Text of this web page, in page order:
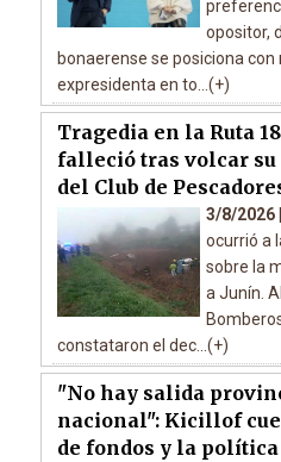
opositor,
bonaerense se posiciona
expresidenta en to...(+)
Tragedia en la Ruta
falleció tras volcar
del Club de
3/8/2026 ||
ocurrió a
sobre la
a Junín.
constataron el dec...(+)
"No hay salida
nacional": Kicillof
de fondos y la